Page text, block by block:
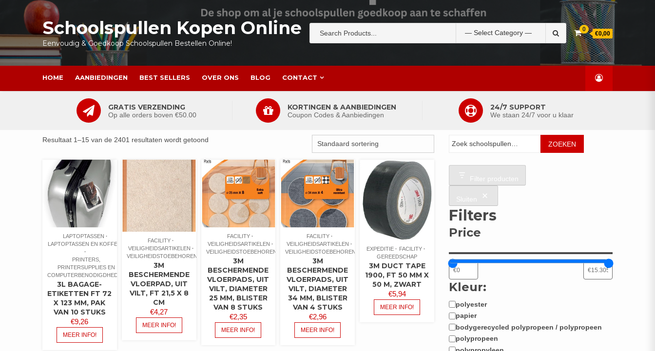
inhoud
Schoolspullen Kopen Online
Eenvoudig & Goedkoop Schoolspullen Bestellen Online!
naar:
0
€0,00
HOME AANBIEDINGEN BEST SELLERS OVER ONS BLOG CONTACT
GRATIS VERZENDING
Op alle orders boven €50.00
KORTINGEN & AANBIEDINGEN
Coupon Codes & Aanbiedingen
24/7 SUPPORT
We staan 24/7 voor u klaar
Resultaat 1–15 van de 2401 resultaten wordt getoond
LAPTOPTASSEN
LAPTOPTASSEN EN KOFFERS
PRINTERS,
PRINTERSUPPLIES EN
COMPUTERBENODIGDHEDEN
3L BAGAGE-
ETIKETTEN FT 72
X 123 MM, PAK
VAN 10 STUKS
€9,26
MEER INFO!
FACILITY
VEILIGHEIDSARTIKELEN
VEILIGHEIDSTOEBEHOREN
3M
BESCHERMENDE
VLOERPAD, UIT
VILT, FT 21,5 X 8
CM
€4,27
MEER INFO!
FACILITY
VEILIGHEIDSARTIKELEN
VEILIGHEIDSTOEBEHOREN
3M
BESCHERMENDE
VLOERPADS, UIT
VILT, DIAMETER
25 MM, BLISTER
VAN 8 STUKS
€2,35
MEER INFO!
FACILITY
VEILIGHEIDSARTIKELEN
VEILIGHEIDSTOEBEHOREN
3M
BESCHERMENDE
VLOERPADS, UIT
VILT, DIAMETER
34 MM, BLISTER
VAN 4 STUKS
€2,96
MEER INFO!
EXPEDITIE
FACILITY
GEREEDSCHAP
3M DUCT TAPE
1900, FT 50 MM X
50 M, ZWART
€5,94
MEER INFO!
ZOEKEN
Filter producten
Sluiten
Filters
Price
Kleur:
Materiaal:
polyester
papier
bodygerecycled polypropeen / polypropeen
polypropeen